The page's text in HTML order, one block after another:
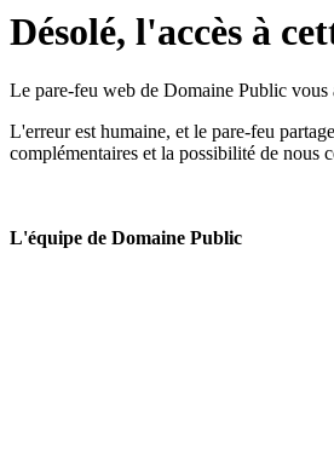
Désolé, l'accès à
Le pare-feu web de Domaine Public vous
L'erreur est humaine, et le pare-feu
complémentaires et la possibilité de nous
L'équipe de Domaine Public